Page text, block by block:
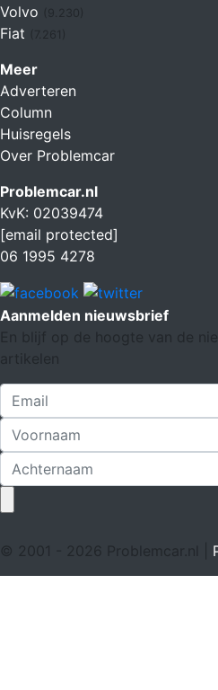
Volvo
Fiat (7.261)
Meer
Adverteren
Column
Huisregels
Over Problemcar
Problemcar.nl
KvK: 02039474
[email protected]
06 1995 4278
Aanmelden nieuwsbrief
En blijf op de hoogte van de
artikelen
© 2001 - 2026 Problemcar.nl |